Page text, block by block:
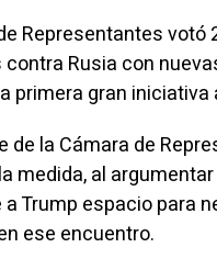
Representantes votó
Rusia con
primera gran
de la Cámara de
medida, al
a Trump espacio para
ese encuentro.